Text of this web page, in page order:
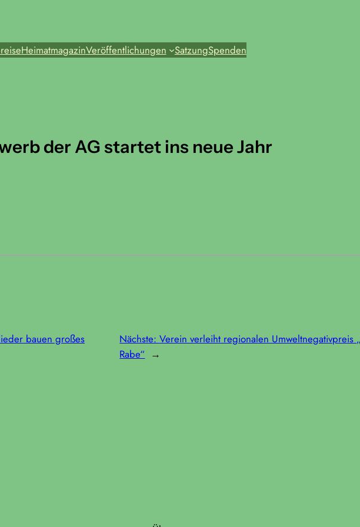
HeimatmagazinVeröffentlichungen SatzungSpenden
der AG startet ins neue Jahr
bauen großes
Nächste:Verein verleiht regionalen Umweltnegativpreis
Rabe“ →